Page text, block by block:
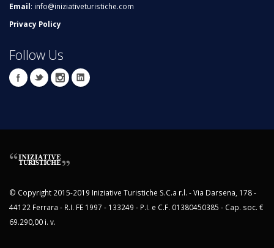
Email: info@iniziativeturistiche.com
Privacy Policy
Follow Us
© Copyright 2015-2019 Iniziative Turistiche S.C.a r.l. - Via Darsena, 178 -
44122 Ferrara - R.I. FE 1997 - 133249 - P.I. e C.F. 01380450385 - Cap. soc. €
69.290,00 i. v.